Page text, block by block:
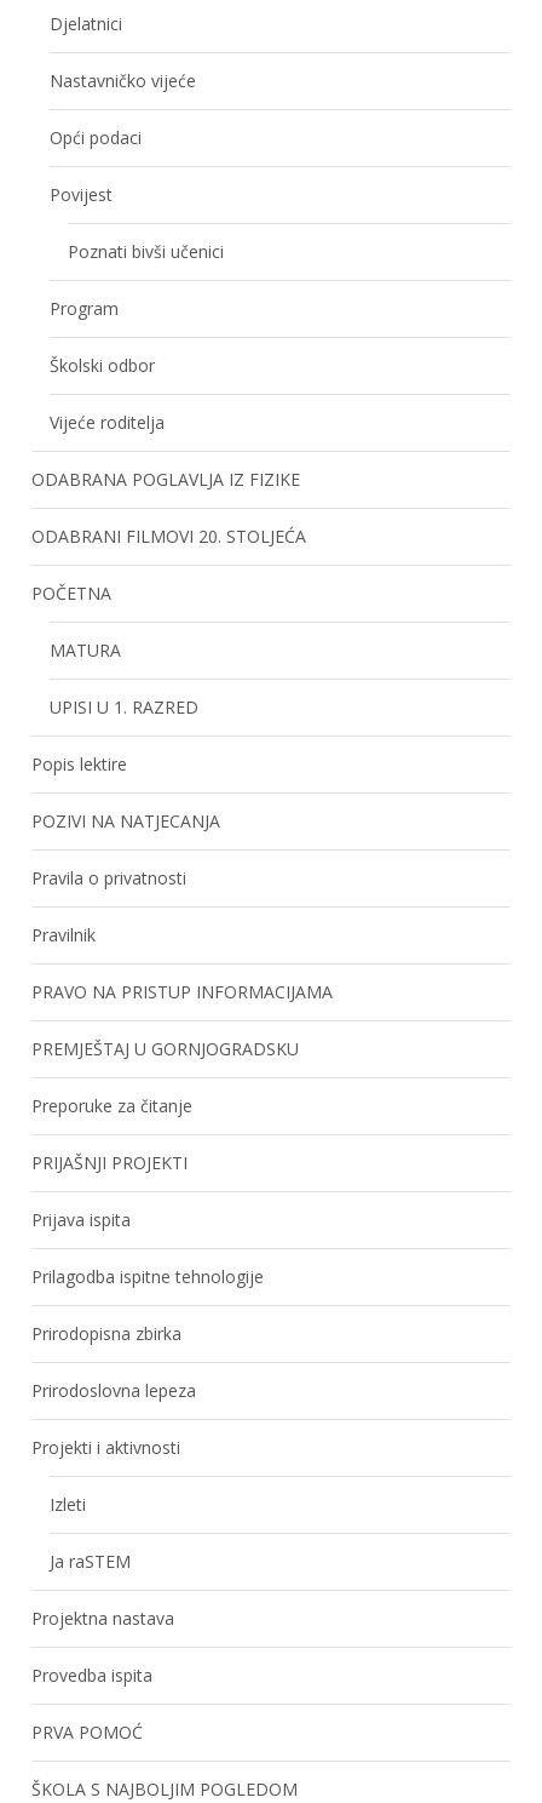
Djelatnici
Nastavničko vijeće
Opći podaci
Povijest
Poznati bivši učenici
Program
Školski odbor
Vijeće roditelja
ODABRANA POGLAVLJA IZ FIZIKE
ODABRANI FILMOVI 20. STOLJEĆA
POČETNA
MATURA
UPISI U 1. RAZRED
Popis lektire
POZIVI NA NATJECANJA
Pravila o privatnosti
Pravilnik
PRAVO NA PRISTUP INFORMACIJAMA
PREMJEŠTAJ U GORNJOGRADSKU
Preporuke za čitanje
PRIJAŠNJI PROJEKTI
Prijava ispita
Prilagodba ispitne tehnologije
Prirodopisna zbirka
Prirodoslovna lepeza
Projekti i aktivnosti
Izleti
Ja raSTEM
Projektna nastava
Provedba ispita
PRVA POMOĆ
ŠKOLA S NAJBOLJIM POGLEDOM